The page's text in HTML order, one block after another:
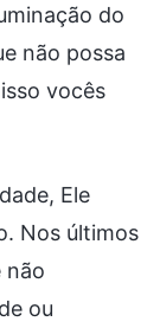
do
não possa
vocês
Ele
Nos últimos
não
ou